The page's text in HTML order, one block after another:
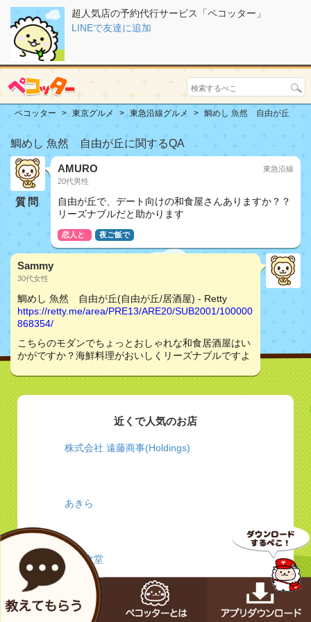
超人気店の予約代行サービス「ペコッター」
LINEで友達に追加
ペコッター 東京グルメ 東急沿線グルメ 鯛めし 魚然 自由が丘
鯛めし 魚然 自由が丘に関するQA
質問
AMURO
20代男性
東急沿線
自由が丘で、デート向けの和食屋さんありますか？？
リーズナブルだと助かります
恋人と 夜ご飯で
Sammy
30代女性
鯛めし 魚然 自由が丘(自由が丘/居酒屋) - Retty
https://retty.me/area/PRE13/ARE20/SUB2001/100000
868354/
こちらのモダンでちょっとおしゃれな和食居酒屋はい
かがですか？海鮮料理がおいしくリーズナブルですよ
近くで人気のお店
株式会社 遠藤商事(Holdings)
あきら
黒川食堂
ハイダウェイズダイニングのホームページへよう